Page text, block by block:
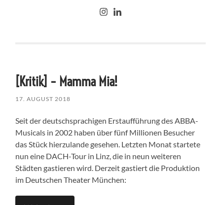
[Kritik] – Mamma Mia!
17. AUGUST 2018
Seit der deutschsprachigen Erstaufführung des ABBA-
Musicals in 2002 haben über fünf Millionen Besucher
das Stück hierzulande gesehen. Letzten Monat startete
nun eine DACH-Tour in Linz, die in neun weiteren
Städten gastieren wird. Derzeit gastiert die Produktion
im Deutschen Theater München: